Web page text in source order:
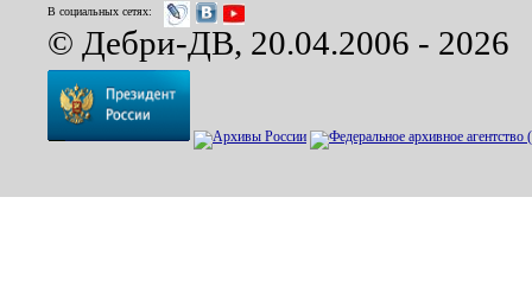
В социальных сетях:
© Дебри-ДВ, 20.04.2006 - 2026